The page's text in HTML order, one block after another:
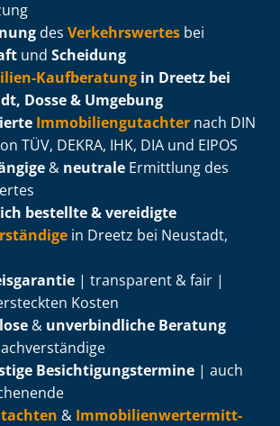
des Verkehrswertes bei
und Scheidung
Kaufberatung in Dreetz bei
Dosse & Umgebung
Im­mo­bi­li­en­gut­ach­ter nach DIN
TÜV, DEKRA, IHK, DIA und EIPOS
& neutrale Ermittlung des
bestellte & vereidigte
in Dreetz bei Neustadt,
| transparent & fair |
Kosten
& unverbindliche Beratung
Be­sich­ti­gungs­ter­mi­ne | auch
& Im­mo­bi­li­en­wert­ermitt­